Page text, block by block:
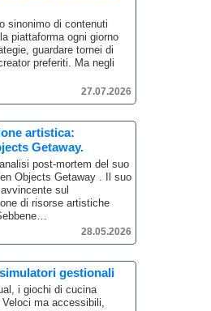
sinonimo di contenuti
piattaforma ogni giorno
guardare tornei di
preferiti. Ma negli
27.07.2026
artistica:
Getaway.
post-mortem del suo
Objects Getaway .
Il suo
sul
di risorse artistiche
28.05.2026
gestionali
i giochi di cucina
Veloci ma accessibili,